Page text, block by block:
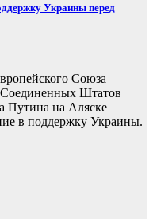
Украины перед
Союза
Соединенных Штатов
Путина на Аляске
в поддержку Украины.